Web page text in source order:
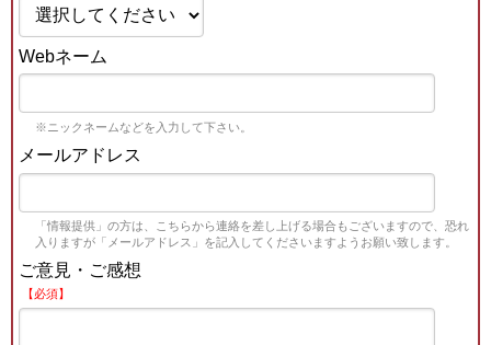
Webネーム
※ニックネームなどを入力して下さい。
メールアドレス
「情報提供」の方は、こちらから連絡を差し上げる場合もございますので、恐れ
入りますが「メールアドレス」を記入してくださいますようお願い致します。
ご意見・ご感想
【必須】